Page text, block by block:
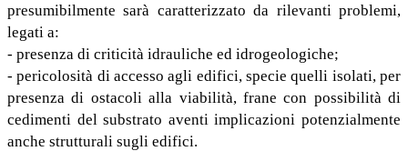
presumibilmente sarà caratterizzato da rilevanti problemi,
legati a:
- presenza di criticità idrauliche ed idrogeologiche;
- pericolosità di accesso agli edifici, specie quelli isolati, per
presenza di ostacoli alla viabilità, frane con possibilità di
cedimenti del substrato aventi implicazioni potenzialmente
anche strutturali sugli edifici.